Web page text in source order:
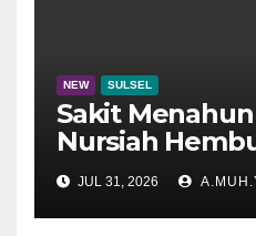
NEW SULSEL
Sakit
Nursiah
Terakhir
JUL 31, 2026